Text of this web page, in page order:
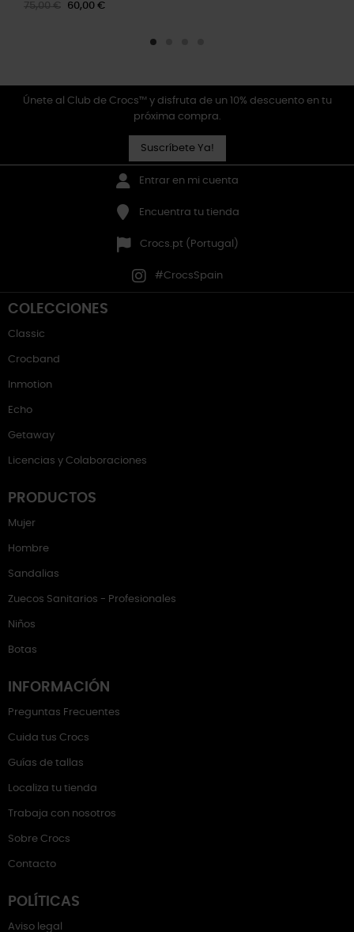
75,00 € 60,00 €
Únete al Club de Crocs™ y disfruta de un 10% descuento en tu
próxima compra.
Suscríbete Ya!
Entrar en mi cuenta
Encuentra tu tienda
Crocs.pt (Portugal)
#CrocsSpain
COLECCIONES
Classic
Crocband
Inmotion
Echo
Getaway
Licencias y Colaboraciones
PRODUCTOS
Mujer
Hombre
Sandalias
Zuecos Sanitarios - Profesionales
Niños
Botas
INFORMACIÓN
Preguntas Frecuentes
Cuida tus Crocs
Guías de tallas
Localiza tu tienda
Trabaja con nosotros
Sobre Crocs
Contacto
POLÍTICAS
Aviso legal